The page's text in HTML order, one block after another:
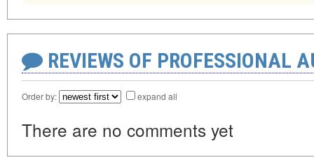
REVIEWS OF PROFESSIONAL
Order by: expand all
There are no comments yet